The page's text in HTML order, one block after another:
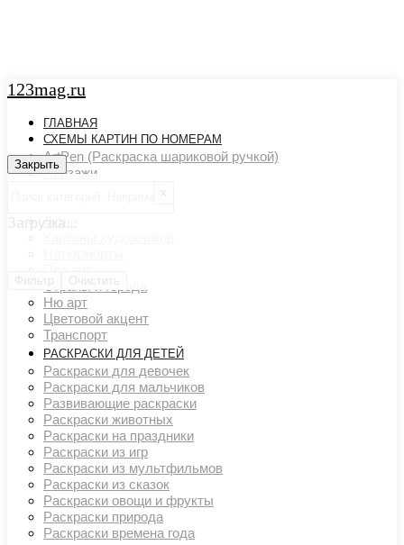
123mag.ru
ГЛАВНАЯ
СХЕМЫ КАРТИН ПО НОМЕРАМ
ArtPen (Раскраска шариковой ручкой)
Пейзажи
Люди
Ню арт
Цветовой акцент
Транспорт
РАСКРАСКИ ДЛЯ ДЕТЕЙ
Раскраски для девочек
Раскраски для мальчиков
Развивающие раскраски
Раскраски животных
Раскраски на праздники
Раскраски из игр
Раскраски из мультфильмов
Раскраски из сказок
Раскраски овощи и фрукты
Раскраски природа
Раскраски времена года
Закрыть
Закрыть
Загрузка...